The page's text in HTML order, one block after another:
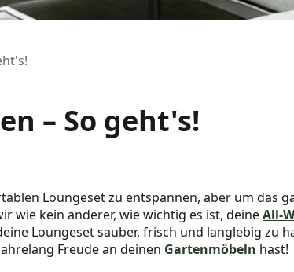
– So geht's!
Loungeset zu entspannen, aber um das
wie kein anderer, wie wichtig es ist, deineAll-
Loungeset sauber, frisch und langlebig zu
Freude an deinen Gartenmöbeln hast!